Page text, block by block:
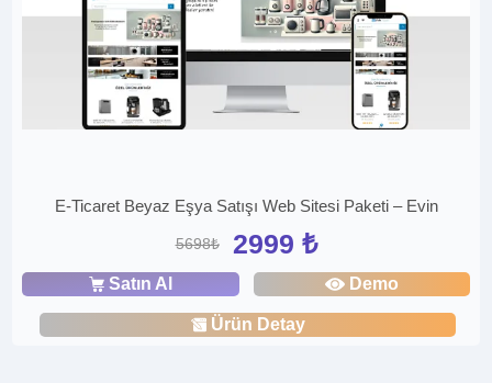
E-Ticaret Beyaz Eşya Satışı Web Sitesi Paketi – Evin
5698₺ 2999 ₺
Satın Al Demo
Ürün Detay